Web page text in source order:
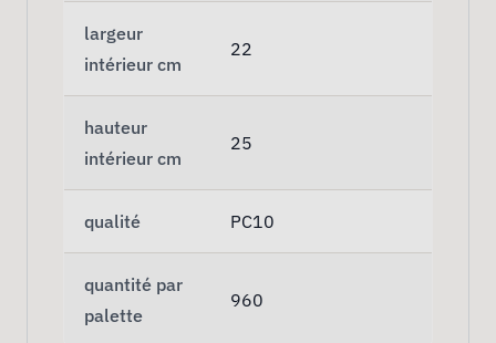
largeur
intérieur cm
22
hauteur
intérieur cm
25
qualité PC10
quantité par
palette
960